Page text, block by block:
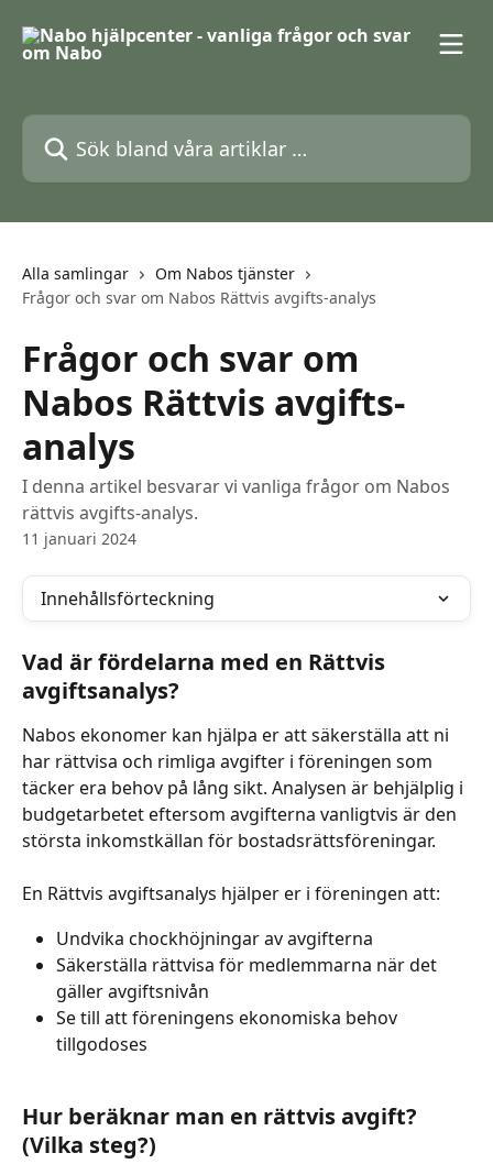
Sök bland våra artiklar …
Alla samlingar
Om Nabos tjänster
Frågor och svar om Nabos Rättvis avgifts-analys
Frågor och svar om
Nabos Rättvis avgifts-
analys
I denna artikel besvarar vi vanliga frågor om Nabos
rättvis avgifts-analys.
11 januari 2024
Innehållsförteckning
Vad är fördelarna med en Rättvis
avgiftsanalys?
Nabos ekonomer kan hjälpa er att säkerställa att ni
har rättvisa och rimliga avgifter i föreningen som
täcker era behov på lång sikt. Analysen är behjälplig i
budgetarbetet eftersom avgifterna vanligtvis är den
största inkomstkällan för bostadsrättsföreningar.
En Rättvis avgiftsanalys hjälper er i föreningen att:
Undvika chockhöjningar av avgifterna
Säkerställa rättvisa för medlemmarna när det
gäller avgiftsnivån
Se till att föreningens ekonomiska behov
tillgodoses
Hur beräknar man en rättvis avgift?
(Vilka steg?)